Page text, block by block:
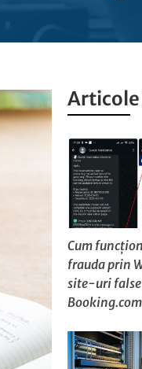
Articole
Cum
frauda prin
site-uri
Booking.com